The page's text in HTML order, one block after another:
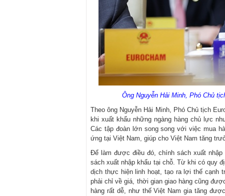
Ông Nguyễn Hải Minh, Phó Chủ
Theo ông Nguyễn Hải Minh, Phó Chủ tịch
khi xuất khẩu những ngàng hàng chủ lực
Các tập đoàn lớn song song với việc mua
ứng tại Việt Nam, giúp cho Việt Nam tăng
Để làm được điều đó, chính sách xuất
sách xuất nhập khẩu tại chỗ. Từ khi có quy
dịch thực hiện linh hoạt, tạo ra lợi thế cạnh
phải chỉ về giá, thời gian giao hàng cũng
hàng rất dễ, như thế Việt Nam gia tăng